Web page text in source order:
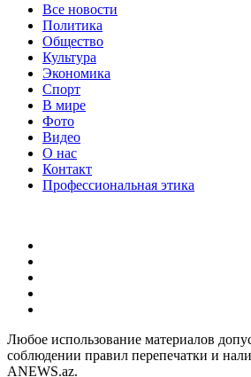
Все новости
Политика
Общество
Культура
Экономика
Спорт
В мире
Фото
Видео
О нас
Контакт
Профессиональная этика
Любое использование материалов
соблюдении правил перепечатки и
ANEWS.az.